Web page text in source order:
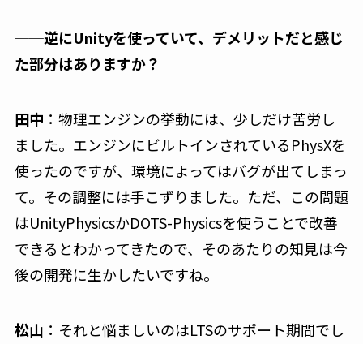
──逆にUnityを使っていて、デメリットだと感じ
た部分はありますか？
田中 ：物理エンジンの挙動には、少しだけ苦労し
ました。エンジンにビルトインされているPhysXを
使ったのですが、環境によってはバグが出てしまっ
て。その調整には手こずりました。ただ、この問題
はUnityPhysicsかDOTS-Physicsを使うことで改善
できるとわかってきたので、そのあたりの知見は今
後の開発に生かしたいですね。
松山 ：それと悩ましいのはLTSのサポート期間でし